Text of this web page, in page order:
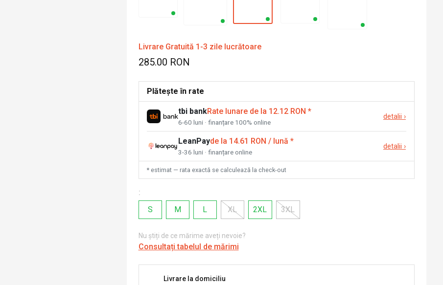
Livrare Gratuită 1-3 zile lucrătoare
285.00 RON
Plătește în rate
tbi bankRate lunare de la 12.12 RON *
6-60 luni · finanțare 100% online
detalii ›
LeanPayde la 14.61 RON / lună *
3-36 luni · finanțare online
detalii ›
* estimat — rata exactă se calculează la check-out
:
S
M L XL 2XL 3XL
Nu știți de ce mărime aveți nevoie?
Consultați tabelul de mărimi
Livrare la domiciliu